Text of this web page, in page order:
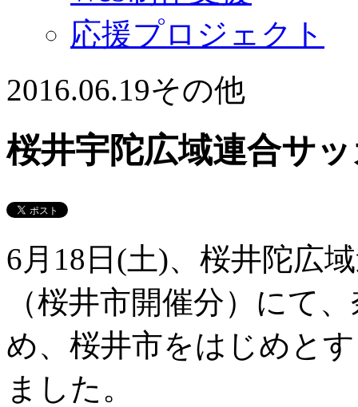
応援プロジェクト
2016.06.19その他
桜井宇陀広域連合サ
6月18日(土)、桜井陀広
（桜井市開催分）にて
め、桜井市をはじめと
ました。